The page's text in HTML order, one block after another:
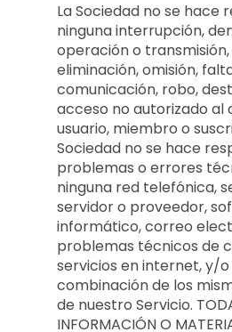
La Sociedad no se hace
ninguna interrupción,
operación o
eliminación, omisión,
comunicación, robo,
acceso no autorizado al
usuario, miembro o
Sociedad no se hace
problemas o errores
ninguna red telefónica,
servidor o proveedor,
informático, correo
problemas técnicos de
servicios en internet, y/o
combinación de los
de nuestro Servicio.
INFORMACIÓN O